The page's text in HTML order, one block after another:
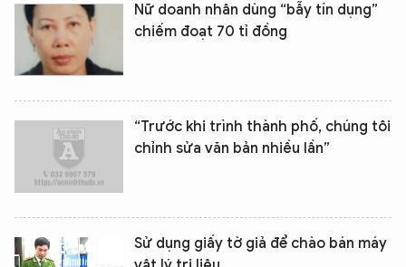
Nữ doanh nhân dùng “bẫy tín dụng”
chiếm đoạt 70 tỉ đồng
“Trước khi trình thành phố, chúng tôi
chỉnh sửa văn bản nhiều lần”
Sử dụng giấy tờ giả để chào bán máy